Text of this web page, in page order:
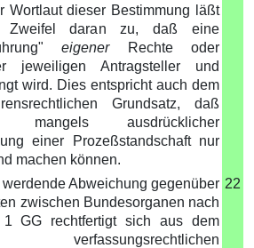
Wortlaut dieser Bestimmung läßt
Zweifel daran zu, daß eine
eigener
Rechte oder
jeweiligen Antragsteller und
wird. Dies entspricht auch dem
Grundsatz, daß
mangels ausdrücklicher
einer Prozeßstandschaft nur
machen können.
Abweichung gegenüber
zwischen Bundesorganen nach
GG rechtfertigt sich aus dem
verfassungsrechtlichen
22